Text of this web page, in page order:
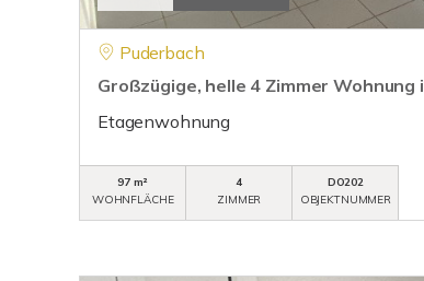
Puderbach
Großzügige, helle 4 Zimmer
Etagenwohnung
97 m²
WOHNFLÄCHE
4
ZIMMER
DO202
OBJEKTNUMMER